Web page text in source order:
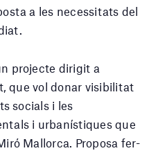
a les necessitats del
projecte dirigit a
que vol donar visibilitat
socials i les
i urbanístiques que
Mallorca. Proposa fer-